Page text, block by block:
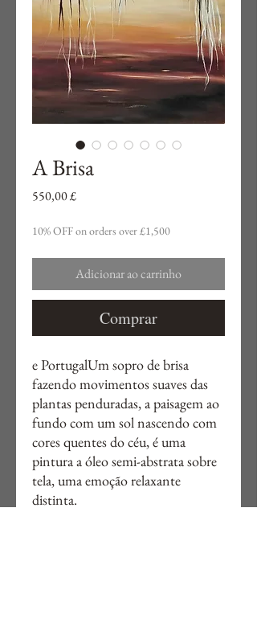
A Brisa
550,00 £Preço
10% OFF on orders over £1,500
Adicionar ao carrinho
Comprar
e PortugalUm sopro de brisa
fazendo movimentos suaves das
plantas penduradas, a paisagem ao
fundo com um sol nascendo com
cores quentes do céu, é uma
pintura a óleo semi-abstrata sobre
tela, uma emoção relaxante
distinta.